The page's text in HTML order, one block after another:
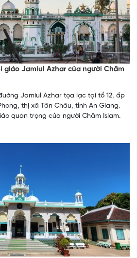
giáo Jamiul Azhar của người Chăm
Jamiul Azhar tọa lạc tại tổ 12, ấp
thị xã Tân Châu, tỉnh An Giang.
quan trọng của người Chăm Islam.